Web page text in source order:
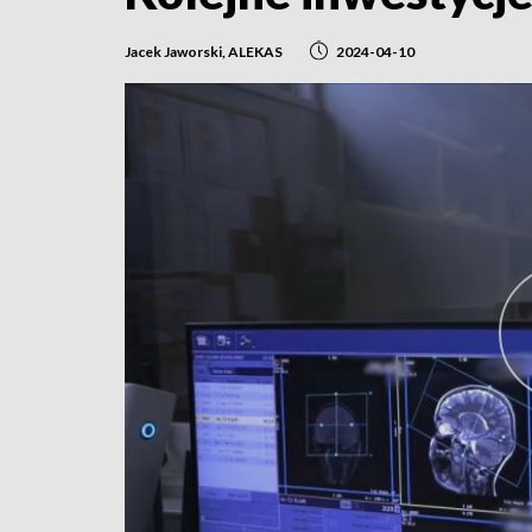
Jacek Jaworski, ALEKAS 2024-04-10